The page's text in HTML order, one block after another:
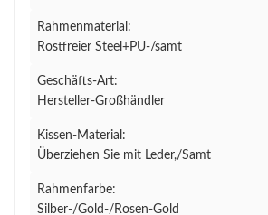
Rahmenmaterial:
Rostfreier Steel+PU-/samt
Geschäfts-Art:
Hersteller-Großhändler
Kissen-Material:
Überziehen Sie mit Leder,/Samt
Rahmenfarbe:
Silber-/Gold-/Rosen-Gold